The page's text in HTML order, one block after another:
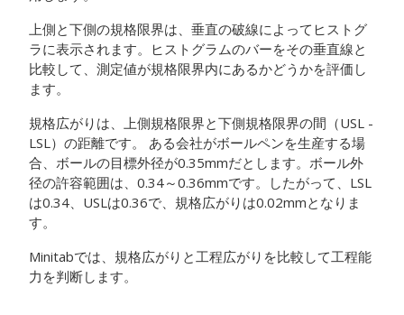
上側と下側の規格限界は、垂直の破線によってヒストグ
ラに表示されます。ヒストグラムのバーをその垂直線と
比較して、測定値が規格限界内にあるかどうかを評価し
ます。
規格広がりは、上側規格限界と下側規格限界の間（USL -
LSL）の距離です。
ある会社がボールペンを生産する場
合、ボールの目標外径が0.35mmだとします。ボール外
径の許容範囲は、0.34～0.36mmです。したがって、LSL
は0.34、USLは0.36で、規格広がりは0.02mmとなりま
す。
Minitabでは、規格広がりと工程広がりを比較して工程能
力を判断します。